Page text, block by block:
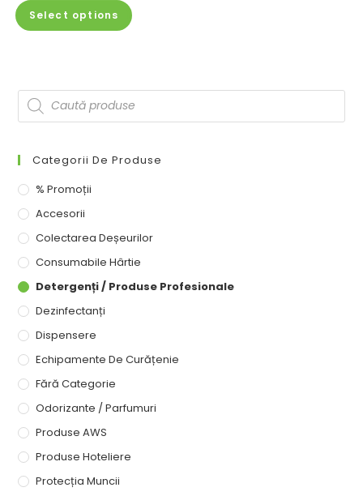
Select options
Categorii De Produse
% Promoții
Accesorii
Colectarea Deșeurilor
Consumabile Hârtie
Detergenți / Produse Profesionale
Dezinfectanți
Dispensere
Echipamente De Curățenie
Fără Categorie
Odorizante / Parfumuri
Produse AWS
Produse Hoteliere
Protecția Muncii